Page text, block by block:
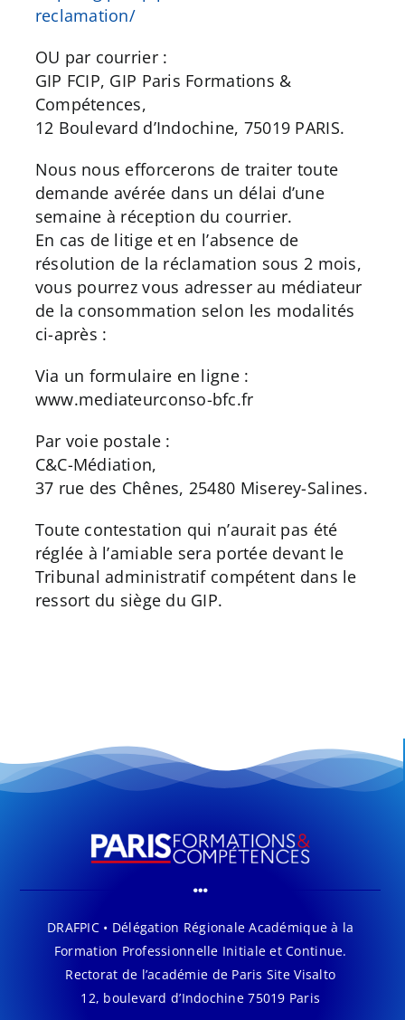
reclamation/
OU par courrier :
GIP FCIP, GIP Paris Formations &
Compétences,
12 Boulevard d’Indochine, 75019 PARIS.
Nous nous efforcerons de traiter toute
demande avérée dans un délai d’une
semaine à réception du courrier.
En cas de litige et en l’absence de
résolution de la réclamation sous 2 mois,
vous pourrez vous adresser au médiateur
de la consommation selon les modalités
ci-après :
Via un formulaire en ligne :
www.mediateurconso-bfc.fr
Par voie postale :
C&C-Médiation,
37 rue des Chênes, 25480 Miserey-Salines.
Toute contestation qui n’aurait pas été
réglée à l’amiable sera portée devant le
Tribunal administratif compétent dans le
ressort du siège du GIP.
DRAFPIC • Délégation Régionale Académique à la
Formation Professionnelle Initiale et Continue.
Rectorat de l’académie de Paris Site Visalto
12, boulevard d’Indochine 75019 Paris